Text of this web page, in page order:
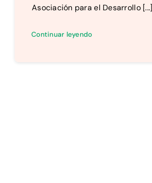
Asociación para el Desarrollo [...]
Continuar leyendo